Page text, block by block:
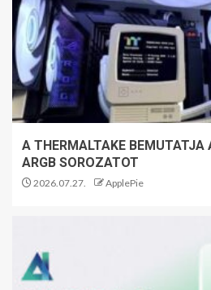
A THERMALTAKE BEMUTATJA
ARGB SOROZATOT
2026.07.27. ApplePie